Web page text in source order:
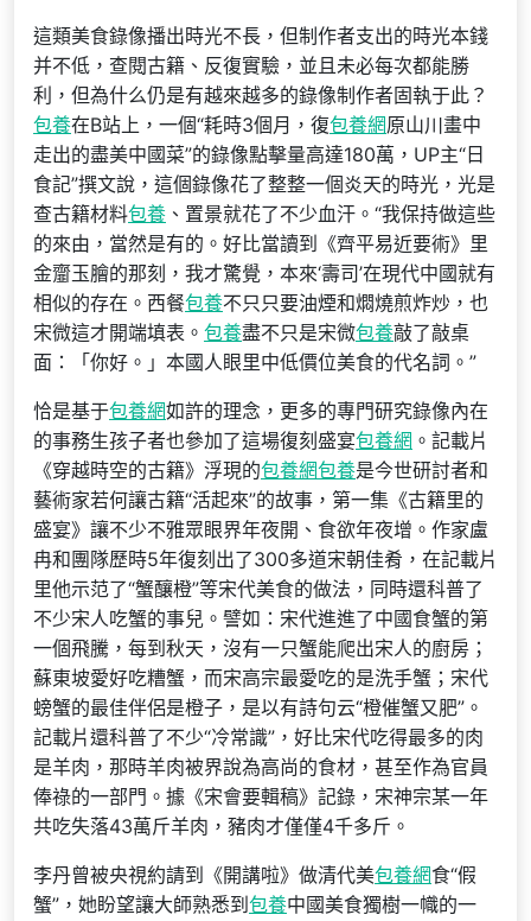
這類美食錄像播出時光不長，但制作者支出的時光本錢
并不低，查閱古籍、反復實驗，並且未必每次都能勝
利，但為什么仍是有越來越多的錄像制作者固執于此？
包養在B站上，一個“耗時3個月，復包養網原山川畫中
走出的盡美中國菜”的錄像點擊量高達180萬，UP主“日
食記”撰文說，這個錄像花了整整一個炎天的時光，光是
查古籍材料包養 、置景就花了不少血汗。“我保持做這些
的來由，當然是有的。好比當讀到《齊平易近要術》里
金齏玉膾的那刻，我才驚覺，本來‘壽司’在現代中國就有
相似的存在。西餐包養不只只要油煙和燜燒煎炸炒，也
宋微這才開端填表。 包養盡不只是宋微包養敲了敲桌
面：「你好。」本國人眼里中低價位美食的代名詞。”
恰是基于包養網如許的理念，更多的專門研究錄像內在
的事務生孩子者也參加了這場復刻盛宴包養網 。記載片
《穿越時空的古籍》浮現的包養網包養是今世研討者和
藝術家若何讓古籍“活起來”的故事，第一集《古籍里的
盛宴》讓不少不雅眾眼界年夜開、食欲年夜增。作家盧
冉和團隊歷時5年復刻出了300多道宋朝佳肴，在記載片
里他示范了“蟹釀橙”等宋代美食的做法，同時還科普了
不少宋人吃蟹的事兒。譬如：宋代進進了中國食蟹的第
一個飛騰，每到秋天，沒有一只蟹能爬出宋人的廚房；
蘇東坡愛好吃糟蟹，而宋高宗最愛吃的是洗手蟹；宋代
螃蟹的最佳伴侶是橙子，是以有詩句云“橙催蟹又肥”。
記載片還科普了不少“冷常識”，好比宋代吃得最多的肉
是羊肉，那時羊肉被界說為高尚的食材，甚至作為官員
俸祿的一部門。據《宋會要輯稿》記錄，宋神宗某一年
共吃失落43萬斤羊肉，豬肉才僅僅4千多斤。
李丹曾被央視約請到《開講啦》做清代美包養網食“假
蟹”，她盼望讓大師熟悉到 包養中國美食獨樹一幟的一